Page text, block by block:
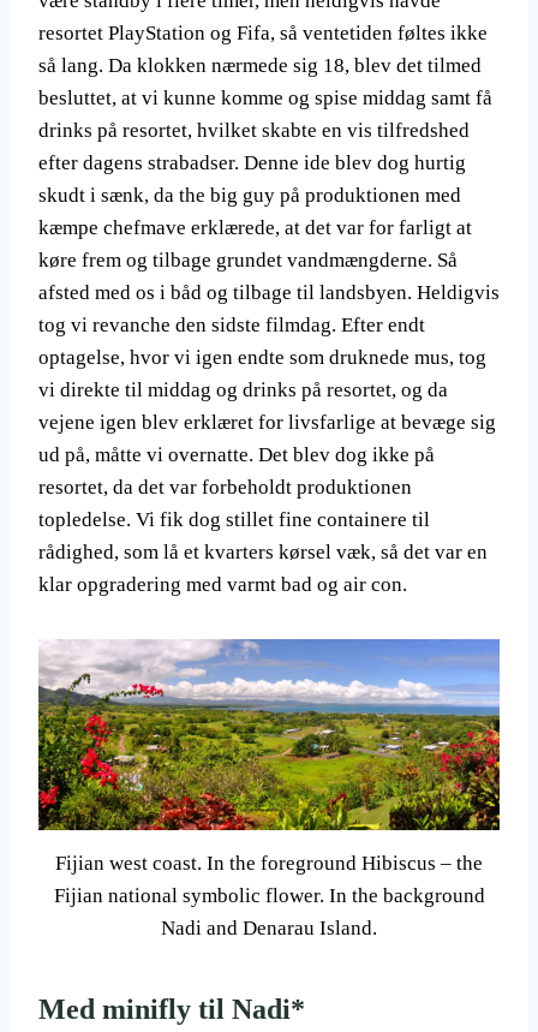
resortet PlayStation og Fifa, så ventetiden føltes ikke
så lang. Da klokken nærmede sig 18, blev det tilmed
besluttet, at vi kunne komme og spise middag samt få
drinks på resortet, hvilket skabte en vis tilfredshed
efter dagens strabadser. Denne ide blev dog hurtig
skudt i sænk, da the big guy på produktionen med
kæmpe chefmave erklærede, at det var for farligt at
køre frem og tilbage grundet vandmængderne. Så
afsted med os i båd og tilbage til landsbyen. Heldigvis
tog vi revanche den sidste filmdag. Efter endt
optagelse, hvor vi igen endte som druknede mus, tog
vi direkte til middag og drinks på resortet, og da
vejene igen blev erklæret for livsfarlige at bevæge sig
ud på, måtte vi overnatte. Det blev dog ikke på
resortet, da det var forbeholdt produktionen
topledelse. Vi fik dog stillet fine containere til
rådighed, som lå et kvarters kørsel væk, så det var en
klar opgradering med varmt bad og air con.
Fijian west coast. In the foreground Hibiscus – the
Fijian national symbolic flower. In the background
Nadi and Denarau Island.
Med minifly til Nadi*